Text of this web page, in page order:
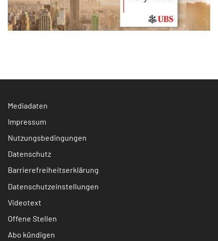
Mediadaten
Impressum
Nutzungsbedingungen
Datenschutz
Barrierefreiheitserklärung
Datenschutzeinstellungen
Videotext
Offene Stellen
Abo kündigen